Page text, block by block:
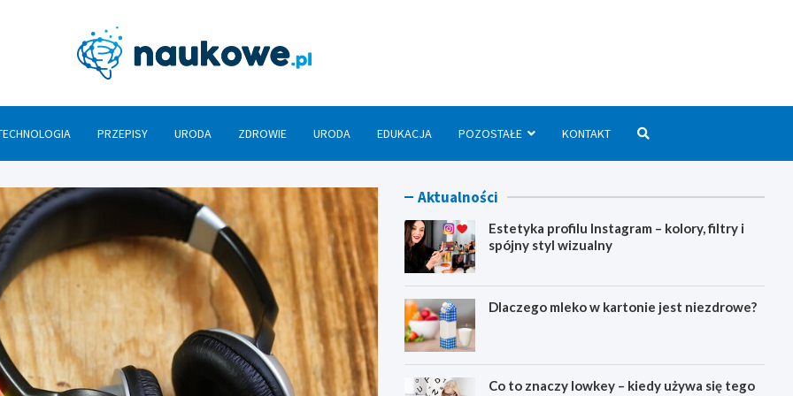
PRZEPISY URODA ZDROWIE URODA EDUKACJA POZOSTAŁE KONTAKT
Aktualności
Estetyka profilu Instagram – kolory, filtry i
spójny styl wizualny
Dlaczego mleko w kartonie jest niezdrowe?
Co to znaczy lowkey – kiedy używa się tego